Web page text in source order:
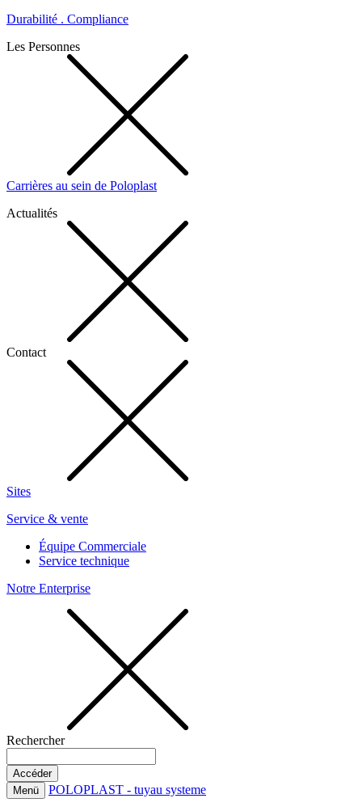
Durabilité . Compliance
Les Personnes
Carrières au sein de Poloplast
Actualités
Contact
Sites
Service & vente
Équipe Commerciale
Service technique
Notre Enterprise
Rechercher
Menü POLOPLAST - tuyau systeme